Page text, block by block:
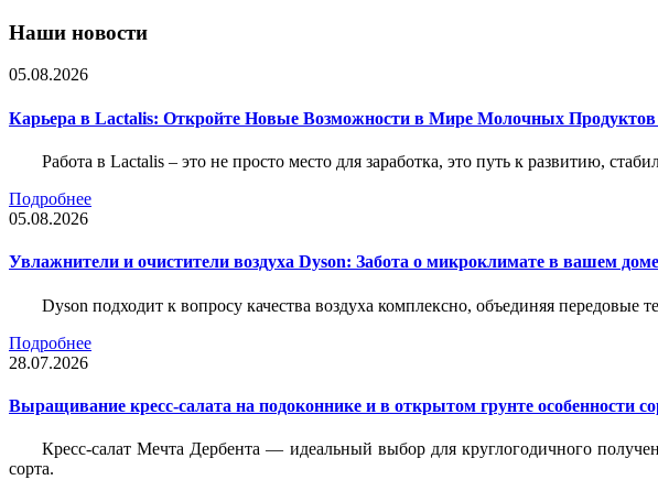
Наши новости
05.08.2026
Карьера в Lactalis: Откройте Новые Возможности в Мире Молочных
Работа в Lactalis – это не просто место для заработка, это путь к развитию,
Подробнее
05.08.2026
Увлажнители и очистители воздуха Dyson: Забота о микроклимате в вашем доме
Dyson подходит к вопросу качества воздуха комплексно, объединяя передовые
Подробнее
28.07.2026
Выращивание кресс-салата на подоконнике и в открытом грунте особенности
Кресс-салат Мечта Дербента — идеальный выбор для круглогодичного
сорта.